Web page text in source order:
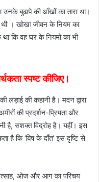
बुढापे की आँखों का तारा था।
। खोखा जीवन के नियम का
कि वह घर के नियमों का भी
स्पष्ट कीजिए।
लड़ाई की कहानी है। मदन द्वारा
की प्रदर्शन-प्रियता और
है, सशक्त विद्रोह है। यहीं। इस
है कि ‘विष के दाँत’ इस दृष्टि से
ओज और आग का परिचय